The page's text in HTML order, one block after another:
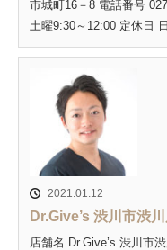
市城町16－8 電話番号
土曜9:30～12:00 定休日
2021.01.12
Dr.Give’s 渋川市渋
店舗名 Dr.Give’s 渋川市